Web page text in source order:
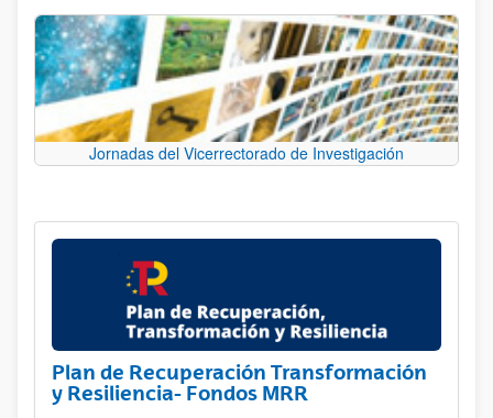
Jornadas del Vicerrectorado de Investigación
Plan de Recuperación Transformación
y Resiliencia- Fondos MRR